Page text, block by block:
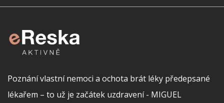
Poznání vlastní nemoci a ochota brát léky předepsané
lékařem – to už je začátek uzdravení - MIGUEL